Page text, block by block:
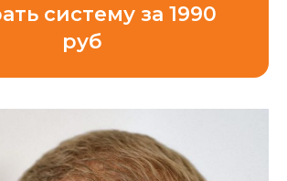
систему за 1990
руб